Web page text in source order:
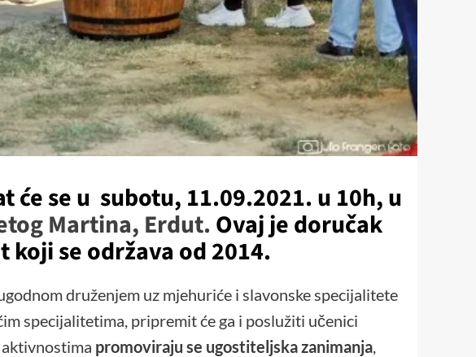
će se u subotu, 11.09.2021. u 10h, u
Martina, Erdut.Ovaj je doručak
koji se održava od 2014.
druženjem uz mjehuriće i slavonske specijalitete
specijalitetima, pripremit će ga i poslužiti učenici
aktivnostima promoviraju se ugostiteljska zanimanja